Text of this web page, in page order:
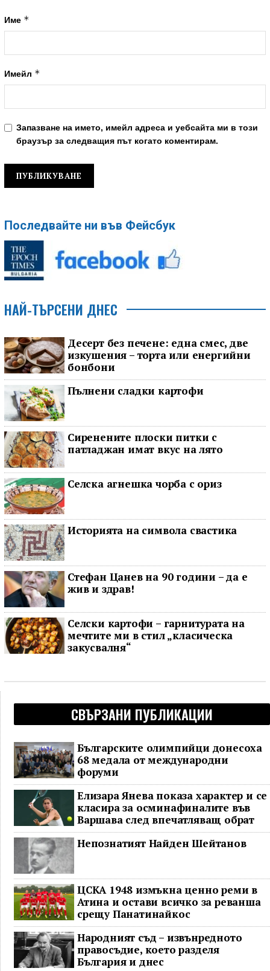
Име *
Имейл *
Запазване на името, имейл адреса и уебсайта ми в този
браузър за следващия път когато коментирам.
Последвайте ни във Фейсбук
НАЙ-ТЪРСЕНИ ДНЕС
Десерт без печене: една смес, две
изкушения – торта или енергийни
бонбони
Пълнени сладки картофи
Сиренените плоски питки с
патладжан имат вкус на лято
Селска агнешка чорба с ориз
Историята на символа свастика
Стефан Цанев на 90 години – да е
жив и здрав!
Селски картофи – гарнитурата на
мечтите ми в стил „класическа
закусвалня“
СВЪРЗАНИ ПУБЛИКАЦИИ
Българските олимпийци донесоха
68 медала от международни
форуми
Елизара Янева показа характер и се
класира за осминафиналите във
Варшава след впечатляващ обрат
Непознатият Найден Шейтанов
ЦСКА 1948 измъкна ценно реми в
Атина и остави всичко за реванша
срещу Панатинайкос
Народният съд – извънредното
правосъдие, което разделя
България и днес